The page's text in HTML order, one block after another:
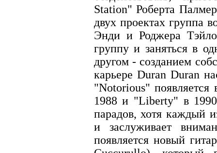
Station" Роберта
двух проектах группа
Энди и Роджера
группу и заняться в
другом - созданием
карьере Duran Duran
"Notorious"
1988 и "Liberty" в
парадов, хотя каждый
и заслуживает
появляется новый